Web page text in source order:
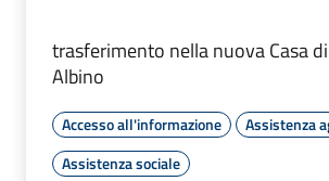
trasferimento nella nuova Casa
Albino
Accesso all'informazione
Assistenza
Assistenza sociale